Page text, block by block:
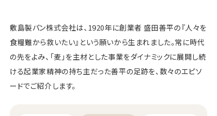
敷島製パン株式会社は、1920年に創業者 盛田善平の『人々を
食糧難から救いたい』という願いから生まれました。常に時代
の先をよみ、「麦」を主材とした事業をダイナミックに展開し続
ける起業家精神の持ち主だった善平の足跡を、数々のエピソ
ードでご紹介します。